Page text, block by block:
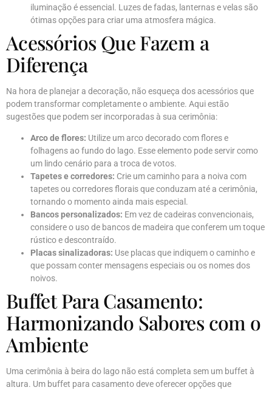
iluminação é essencial. Luzes de fadas, lanternas e velas são
ótimas opções para criar uma atmosfera mágica.
Acessórios Que Fazem a
Diferença
Na hora de planejar a decoração, não esqueça dos acessórios que
podem transformar completamente o ambiente. Aqui estão
sugestões que podem ser incorporadas à sua cerimônia:
Arco de flores: Utilize um arco decorado com flores e
folhagens ao fundo do lago. Esse elemento pode servir como
um lindo cenário para a troca de votos.
Tapetes e corredores: Crie um caminho para a noiva com
tapetes ou corredores florais que conduzam até a cerimônia,
tornando o momento ainda mais especial.
Bancos personalizados: Em vez de cadeiras convencionais,
considere o uso de bancos de madeira que conferem um toque
rústico e descontraído.
Placas sinalizadoras: Use placas que indiquem o caminho e
que possam conter mensagens especiais ou os nomes dos
noivos.
Buffet Para Casamento:
Harmonizando Sabores com o
Ambiente
Uma cerimônia à beira do lago não está completa sem um buffet à
altura. Um buffet para casamento deve oferecer opções que